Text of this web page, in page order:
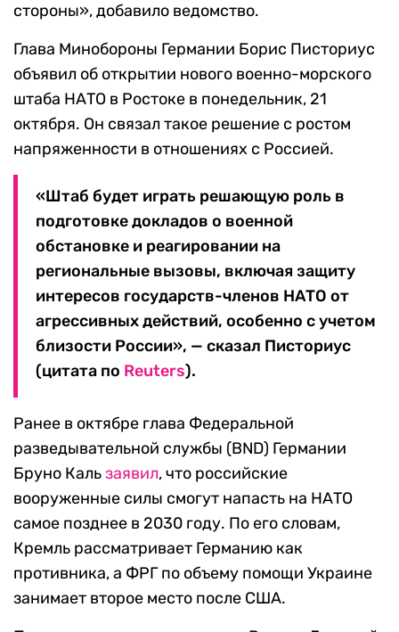
стороны», добавило ведомство.
Глава Минобороны Германии Борис Писториус
объявил об открытии нового военно-морского
штаба НАТО в Ростоке в понедельник, 21
октября. Он связал такое решение с ростом
напряженности в отношениях с Россией.
«Штаб будет играть решающую роль в
подготовке докладов о военной
обстановке и реагировании на
региональные вызовы, включая защиту
интересов государств-членов НАТО от
агрессивных действий, особенно с учетом
близости России», — сказал Писториус
(цитата по Reuters).
Ранее в октябре глава Федеральной
разведывательной службы (BND) Германии
Бруно Кальзаявил, что российские
вооруженные силы смогут напасть на НАТО
самое позднее в 2030 году. По его словам,
Кремль рассматривает Германию как
противника, а ФРГ по объему помощи Украине
занимает второе место после США.